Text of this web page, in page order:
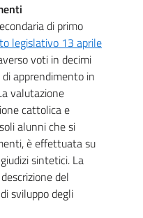
di primo
legislativo 13 aprile
voti in decimi
apprendimento in
valutazione
cattolica e
alunni che si
è effettuata su
sintetici. La
del
sviluppo degli